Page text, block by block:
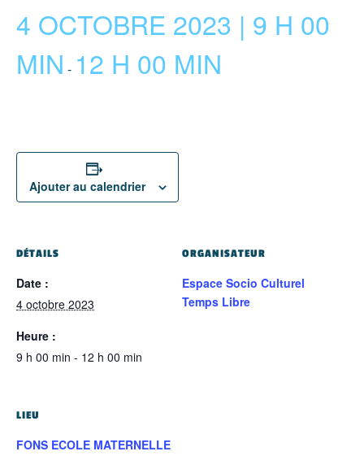
4 OCTOBRE 2023 | 9 H 00
MIN - 12 H 00 MIN
Ajouter au calendrier
DÉTAILS
Date :
4 octobre 2023
Heure :
9 h 00 min - 12 h 00 min
ORGANISATEUR
Espace Socio Culturel
Temps Libre
LIEU
FONS ECOLE MATERNELLE